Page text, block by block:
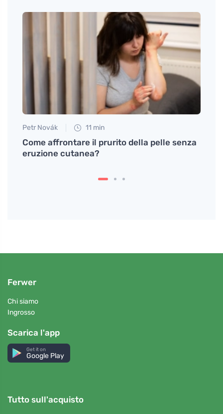
Petr Novák 11 min
Come affrontare il prurito della pelle senza
eruzione cutanea?
Ferwer
Chi siamo
Ingrosso
Scarica l'app
Get it on
Google Play
Tutto sull'acquisto